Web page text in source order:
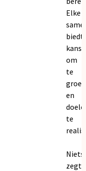
Elke
biedt
om
te
en
te
Niets
zegt